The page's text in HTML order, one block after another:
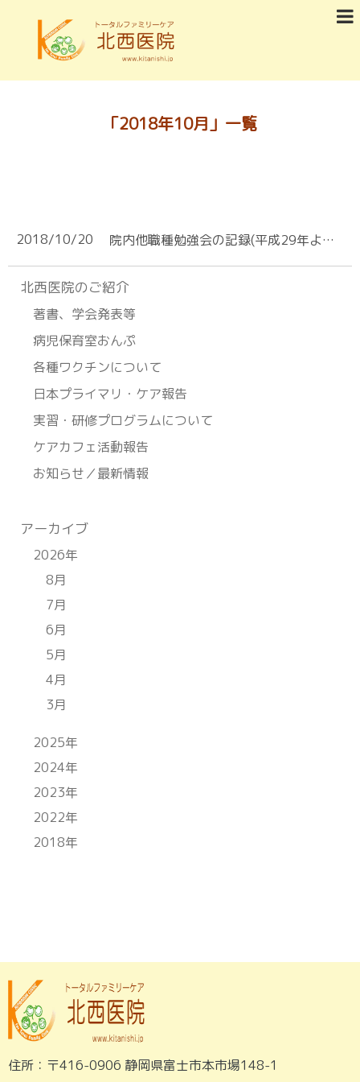
「2018年10月 」 一覧
2018/10/20 院内他職種勉強会の記録(平成29年より過去)
北⻄医院のご紹介
著書、学会発表等
病児保育室おんぷ
各種ワクチンについて
日本プライマリ・ケア報告
実習・研修プログラムについて
ケアカフェ活動報告
お知らせ／最新情報
アーカイブ
2026年
8月
7月
6月
5月
4月
3月
2025年
2024年
2023年
2022年
2018年
住所：〒416-0906 静岡県富士市本市場148-1